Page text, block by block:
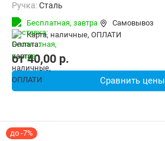
ручка:Сталь
Бесплатная, завтра
Самовывоз
карта, наличные, ОПЛАТИ
от40,00 p.
Сравнить цены
до -7%